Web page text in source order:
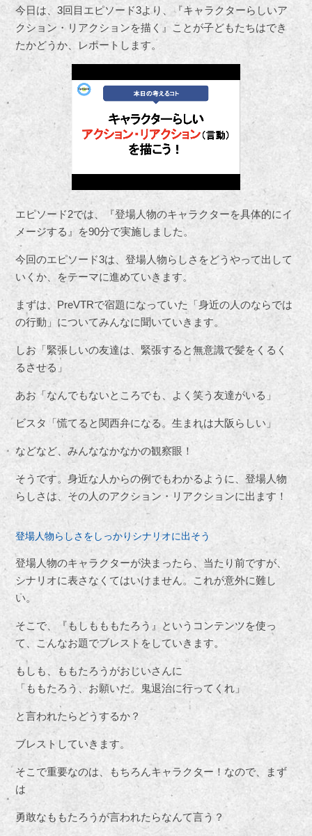
今日は、3回目エピソード3より、『キャラクターらしいア
クション・リアクションを描く』ことが子どもたちはでき
たかどうか、レポートします。
エピソード2では、『登場人物のキャラクターを具体的にイ
メージする』を90分で実施しました。
今回のエピソード3は、登場人物らしさをどうやって出して
いくか、をテーマに進めていきます。
まずは、PreVTRで宿題になっていた「身近の人のならでは
の行動」についてみんなに聞いていきます。
しお「緊張しいの友達は、緊張すると無意識で髪をくるく
るさせる」
あお「なんでもないところでも、よく笑う友達がいる」
ビスタ「慌てると関西弁になる。生まれは大阪らしい」
などなど、みんななかなかの観察眼！
そうです。身近な人からの例でもわかるように、登場人物
らしさは、その人のアクション・リアクションに出ます！
登場人物らしさをしっかりシナリオに出そう
登場人物のキャラクターが決まったら、当たり前ですが、
シナリオに表さなくてはいけません。これが意外に難し
い。
そこで、『もしもももたろう』というコンテンツを使っ
て、こんなお題でブレストをしていきます。
もしも、ももたろうがおじいさんに
「ももたろう、お願いだ。鬼退治に行ってくれ」
と言われたらどうするか？
ブレストしていきます。
そこで重要なのは、もちろんキャラクター！なので、まず
は
勇敢なももたろうが言われたらなんて言う？